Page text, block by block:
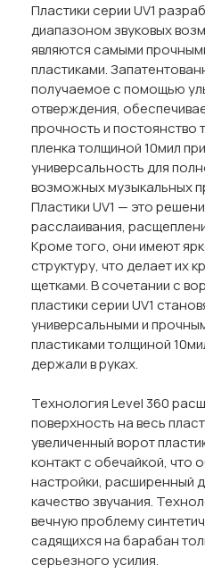
Пластики серии UV1
диапазоном звуковых
являются самыми
пластиками.
получаемое с помощью
отверждения,
прочность и постоянство
пленка толщиной 10мил
универсальность для
возможных музыкальных
Пластики UV1 — это
расслаивания,
Кроме того, они имеют
структуру, что делает их
щетками. В сочетании с
пластики серии UV1
универсальными и
пластиками толщиной
держали в руках.
Технология Level 360
поверхность на весь
увеличенный ворот
контакт с обечайкой, что
настройки, расширенный
качество звучания.
вечную проблему
садящихся на барабан
серьезного усилия.